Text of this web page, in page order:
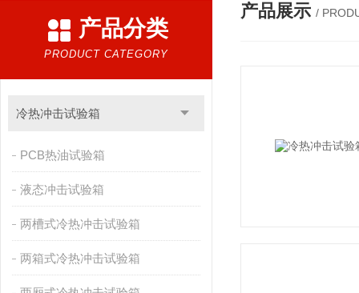
产品分类
PRODUCT CATEGORY
冷热冲击试验箱
PCB热油试验箱
液态冲击试验箱
两槽式冷热冲击试验箱
两箱式冷热冲击试验箱
产品展示 /